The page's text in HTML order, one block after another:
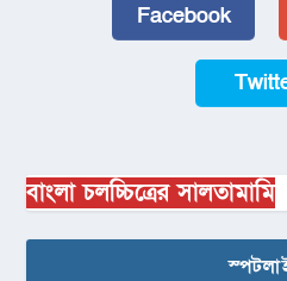
Facebook
বাংলা চলচ্চিত্রের সালতামামি